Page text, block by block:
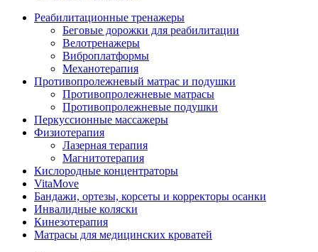
Реабилитационные тренажеры
Беговые дорожки для реабилитации
Велотренажеры
Виброплатформы
Механотерапия
Противопролежневый матрас и подушки
Противопролежневые матрасы
Противопролежневые подушки
Перкуссионные массажеры
Физиотерапия
Лазерная терапия
Магнитотерапия
Кислородные концентраторы
VitaMove
Бандажи, ортезы, корсеты и корректоры осанки
Инвалидные коляски
Кинезотерапия
Матрасы для медицинских кроватей